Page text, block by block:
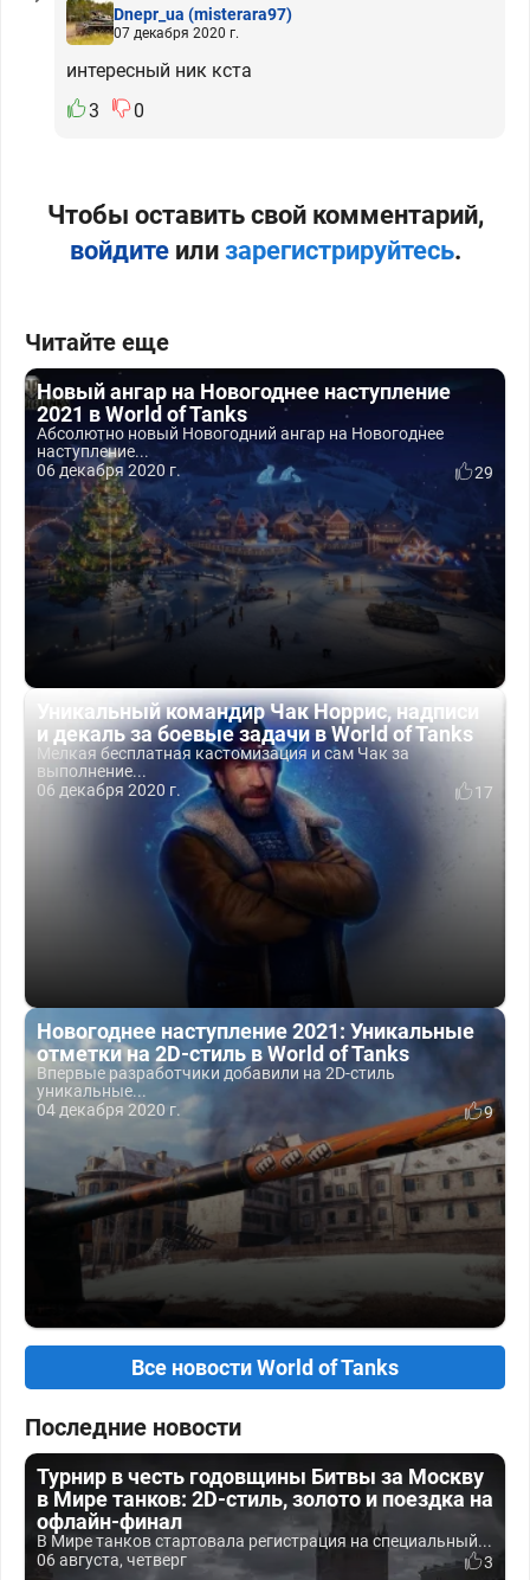
Dnepr_ua (misterara97)
07 декабря 2020 г.
интересный ник кста
3
0
Чтобы оставить свой комментарий,
войдитеили зарегистрируйтесь.
Читайте еще
Новый ангар на Новогоднее наступление
2021 в World of Tanks
Абсолютно новый Новогодний ангар на Новогоднее
наступление...
06 декабря 2020 г.
29
Уникальный командир Чак Норрис, надписи
и декаль за боевые задачи в World of Tanks
Мелкая бесплатная кастомизация и сам Чак за
выполнение...
06 декабря 2020 г.
17
Новогоднее наступление 2021: Уникальные
отметки на 2D-стиль в World of Tanks
Впервые разработчики добавили на 2D-стиль
уникальные...
04 декабря 2020 г.
9
Все новости World of Tanks
Последние новости
Турнир в честь годовщины Битвы за Москву
в Мире танков: 2D-стиль, золото и поездка на
офлайн-финал
В Мире танков стартовала регистрация на специальный...
06 августа, четверг
3